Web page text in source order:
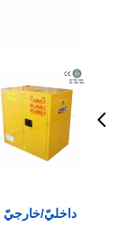
داخليّ/خارجيّ